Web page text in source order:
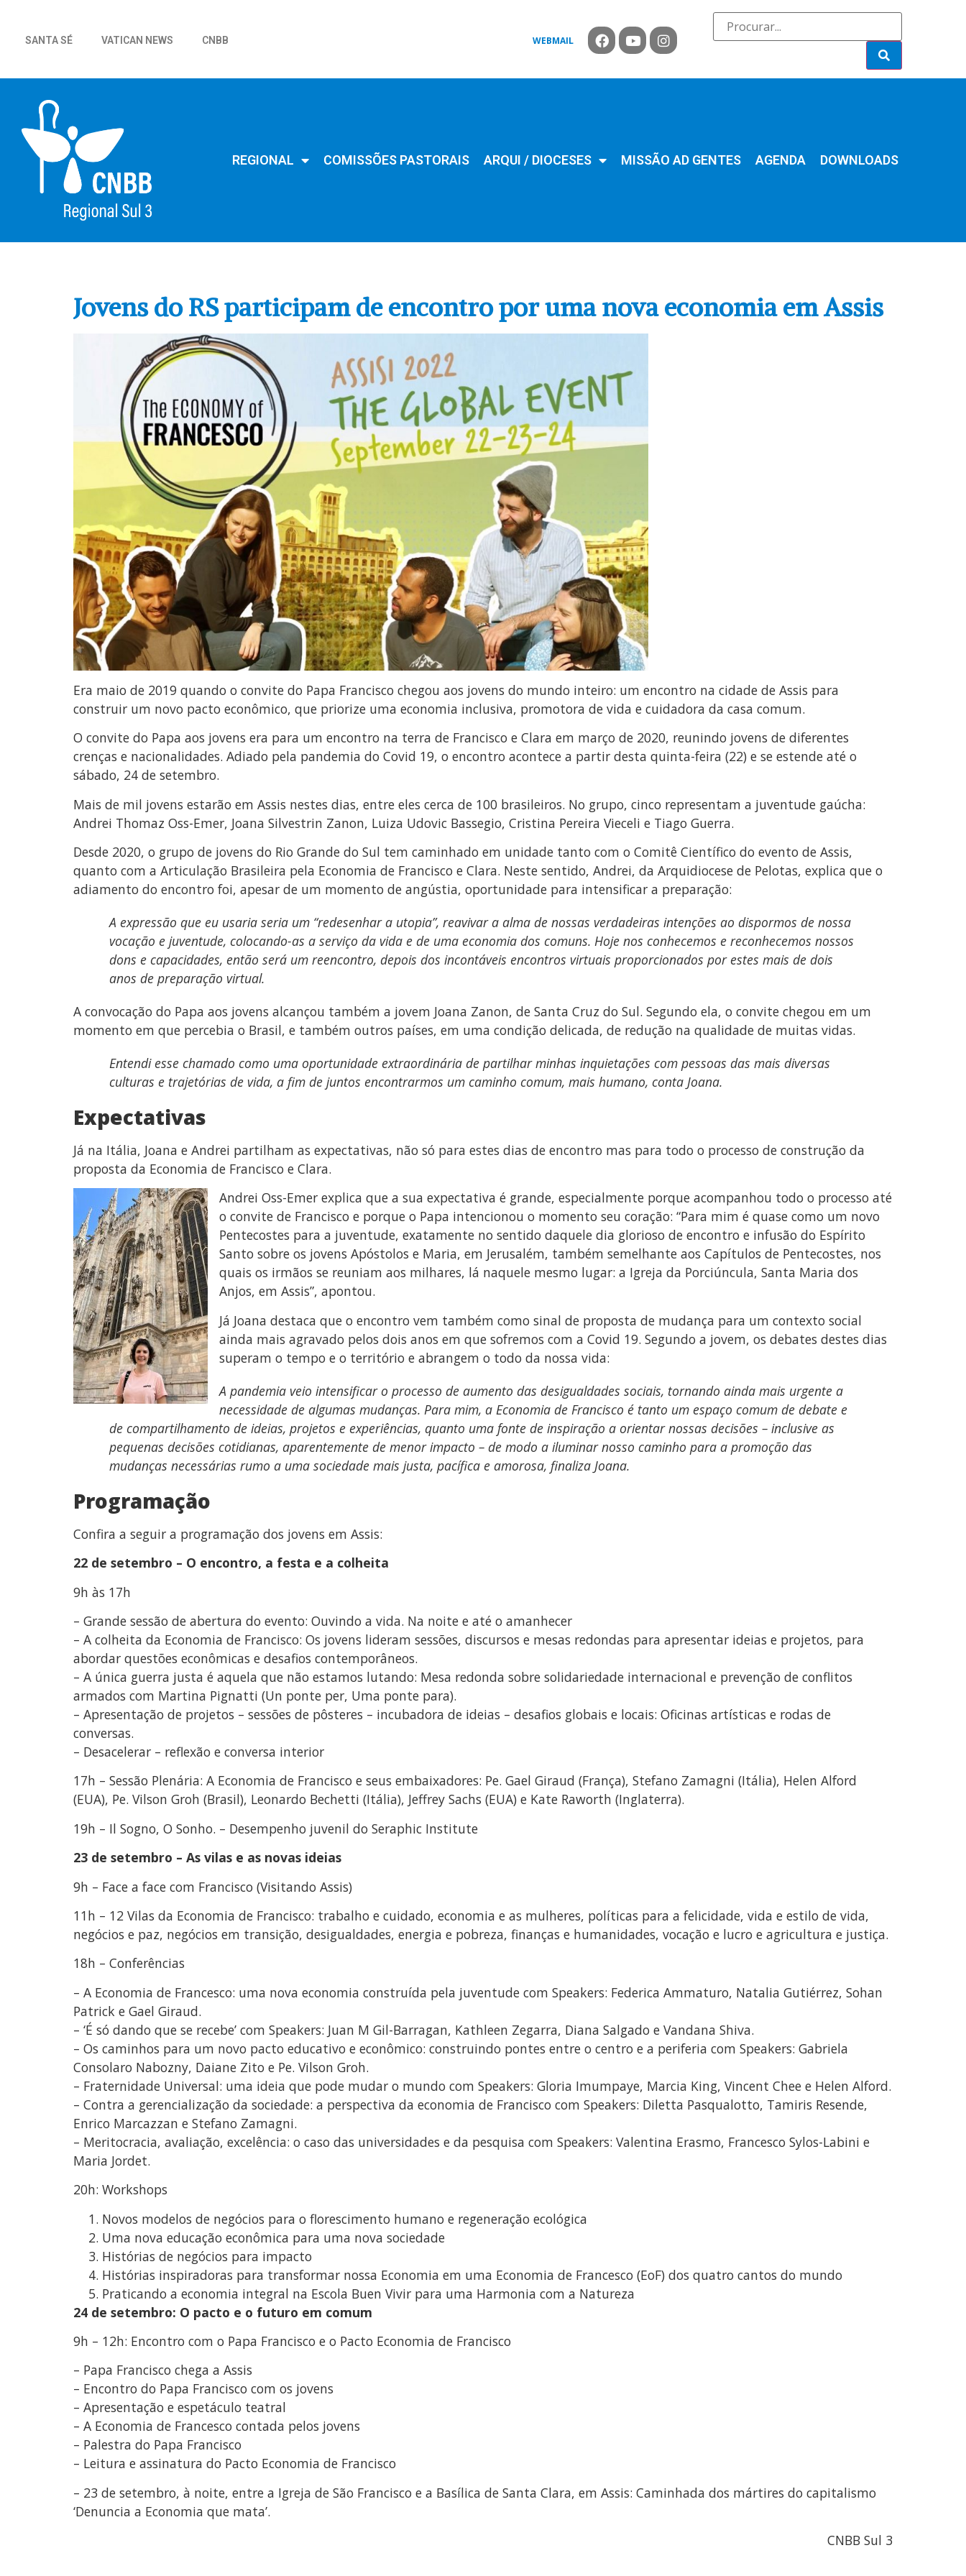
SANTA SÉ VATICAN NEWS CNBB WEBMAIL
REGIONAL COMISSÕES PASTORAIS ARQUI / DIOCESES MISSÃO AD GENTES AGENDA DOWNLOADS
Jovens do RS participam de encontro por uma nova economia em Assis
Era maio de 2019 quando o convite do Papa Francisco chegou aos jovens do mundo inteiro: um encontro na cidade de Assis para
construir um novo pacto econômico, que priorize uma economia inclusiva, promotora de vida e cuidadora da casa comum.
O convite do Papa aos jovens era para um encontro na terra de Francisco e Clara em março de 2020, reunindo jovens de diferentes
crenças e nacionalidades. Adiado pela pandemia do Covid 19, o encontro acontece a partir desta quinta-feira (22) e se estende até o
sábado, 24 de setembro.
Mais de mil jovens estarão em Assis nestes dias, entre eles cerca de 100 brasileiros. No grupo, cinco representam a juventude gaúcha:
Andrei Thomaz Oss-Emer, Joana Silvestrin Zanon, Luiza Udovic Bassegio, Cristina Pereira Vieceli e Tiago Guerra.
Desde 2020, o grupo de jovens do Rio Grande do Sul tem caminhado em unidade tanto com o Comitê Científico do evento de Assis,
quanto com a Articulação Brasileira pela Economia de Francisco e Clara. Neste sentido, Andrei, da Arquidiocese de Pelotas, explica que o
adiamento do encontro foi, apesar de um momento de angústia, oportunidade para intensificar a preparação:
A expressão que eu usaria seria um “redesenhar a utopia”, reavivar a alma de nossas verdadeiras intenções ao dispormos de nossa
vocação e juventude, colocando-as a serviço da vida e de uma economia dos comuns. Hoje nos conhecemos e reconhecemos nossos
dons e capacidades, então será um reencontro, depois dos incontáveis encontros virtuais proporcionados por estes mais de dois
anos de preparação virtual.
A convocação do Papa aos jovens alcançou também a jovem Joana Zanon, de Santa Cruz do Sul. Segundo ela, o convite chegou em um
momento em que percebia o Brasil, e também outros países, em uma condição delicada, de redução na qualidade de muitas vidas.
Entendi esse chamado como uma oportunidade extraordinária de partilhar minhas inquietações com pessoas das mais diversas
culturas e trajetórias de vida, a fim de juntos encontrarmos um caminho comum, mais humano, conta Joana.
Expectativas
Já na Itália, Joana e Andrei partilham as expectativas, não só para estes dias de encontro mas para todo o processo de construção da
proposta da Economia de Francisco e Clara.
Andrei Oss-Emer explica que a sua expectativa é grande, especialmente porque acompanhou todo o processo até
o convite de Francisco e porque o Papa intencionou o momento seu coração: “Para mim é quase como um novo
Pentecostes para a juventude, exatamente no sentido daquele dia glorioso de encontro e infusão do Espírito
Santo sobre os jovens Apóstolos e Maria, em Jerusalém, também semelhante aos Capítulos de Pentecostes, nos
quais os irmãos se reuniam aos milhares, lá naquele mesmo lugar: a Igreja da Porciúncula, Santa Maria dos
Anjos, em Assis”, apontou.
Já Joana destaca que o encontro vem também como sinal de proposta de mudança para um contexto social
ainda mais agravado pelos dois anos em que sofremos com a Covid 19. Segundo a jovem, os debates destes dias
superam o tempo e o território e abrangem o todo da nossa vida:
A pandemia veio intensificar o processo de aumento das desigualdades sociais, tornando ainda mais urgente a
necessidade de algumas mudanças. Para mim, a Economia de Francisco é tanto um espaço comum de debate e
de compartilhamento de ideias, projetos e experiências, quanto uma fonte de inspiração a orientar nossas decisões – inclusive as
pequenas decisões cotidianas, aparentemente de menor impacto – de modo a iluminar nosso caminho para a promoção das
mudanças necessárias rumo a uma sociedade mais justa, pacífica e amorosa, finaliza Joana.
Programação
Confira a seguir a programação dos jovens em Assis:
22 de setembro – O encontro, a festa e a colheita
9h às 17h
– Grande sessão de abertura do evento: Ouvindo a vida. Na noite e até o amanhecer
– A colheita da Economia de Francisco: Os jovens lideram sessões, discursos e mesas redondas para apresentar ideias e projetos, para
abordar questões econômicas e desafios contemporâneos.
– A única guerra justa é aquela que não estamos lutando: Mesa redonda sobre solidariedade internacional e prevenção de conflitos
armados com Martina Pignatti (Un ponte per, Uma ponte para).
– Apresentação de projetos – sessões de pôsteres – incubadora de ideias – desafios globais e locais: Oficinas artísticas e rodas de
conversas.
– Desacelerar – reflexão e conversa interior
17h – Sessão Plenária: A Economia de Francisco e seus embaixadores: Pe. Gael Giraud (França), Stefano Zamagni (Itália), Helen Alford
(EUA), Pe. Vilson Groh (Brasil), Leonardo Bechetti (Itália), Jeffrey Sachs (EUA) e Kate Raworth (Inglaterra).
19h – Il Sogno, O Sonho. – Desempenho juvenil do Seraphic Institute
23 de setembro – As vilas e as novas ideias
9h – Face a face com Francisco (Visitando Assis)
11h – 12 Vilas da Economia de Francisco: trabalho e cuidado, economia e as mulheres, políticas para a felicidade, vida e estilo de vida,
negócios e paz, negócios em transição, desigualdades, energia e pobreza, finanças e humanidades, vocação e lucro e agricultura e justiça.
18h – Conferências
– A Economia de Francesco: uma nova economia construída pela juventude com Speakers: Federica Ammaturo, Natalia Gutiérrez, Sohan
Patrick e Gael Giraud.
– ‘É só dando que se recebe’ com Speakers: Juan M Gil-Barragan, Kathleen Zegarra, Diana Salgado e Vandana Shiva.
– Os caminhos para um novo pacto educativo e econômico: construindo pontes entre o centro e a periferia com Speakers: Gabriela
Consolaro Nabozny, Daiane Zito e Pe. Vilson Groh.
– Fraternidade Universal: uma ideia que pode mudar o mundo com Speakers: Gloria Imumpaye, Marcia King, Vincent Chee e Helen Alford.
– Contra a gerencialização da sociedade: a perspectiva da economia de Francisco com Speakers: Diletta Pasqualotto, Tamiris Resende,
Enrico Marcazzan e Stefano Zamagni.
– Meritocracia, avaliação, excelência: o caso das universidades e da pesquisa com Speakers: Valentina Erasmo, Francesco Sylos-Labini e
Maria Jordet.
20h: Workshops
Novos modelos de negócios para o florescimento humano e regeneração ecológica
Uma nova educação econômica para uma nova sociedade
Histórias de negócios para impacto
Histórias inspiradoras para transformar nossa Economia em uma Economia de Francesco (EoF) dos quatro cantos do mundo
Praticando a economia integral na Escola Buen Vivir para uma Harmonia com a Natureza
24 de setembro: O pacto e o futuro em comum
9h – 12h: Encontro com o Papa Francisco e o Pacto Economia de Francisco
– Papa Francisco chega a Assis
– Encontro do Papa Francisco com os jovens
– Apresentação e espetáculo teatral
– A Economia de Francesco contada pelos jovens
– Palestra do Papa Francisco
– Leitura e assinatura do Pacto Economia de Francisco
– 23 de setembro, à noite, entre a Igreja de São Francisco e a Basílica de Santa Clara, em Assis: Caminhada dos mártires do capitalismo
‘Denuncia a Economia que mata’.
CNBB Sul 3